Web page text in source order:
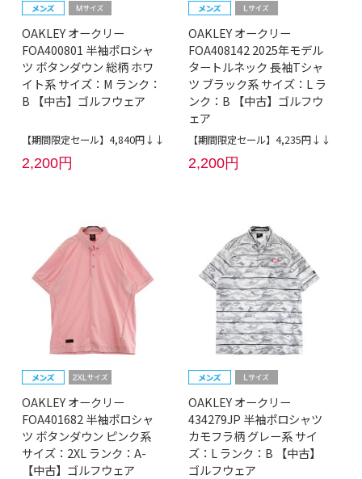
OAKLEY オークリー
FOA400801 半袖ポロシャ
ツ ボタンダウン 総柄 ホワ
イト系 サイズ：M ランク：
B 【中古】ゴルフウェア
【期間限定セール】4,840円↓↓
2,200円
OAKLEY オークリー
FOA408142 2025年モデル
タートルネック 長袖Tシャ
ツ ブラック系 サイズ：L ラ
ンク：B 【中古】ゴルフウ
ェア
【期間限定セール】4,235円↓↓
2,200円
OAKLEY オークリー
FOA401682 半袖ポロシャ
ツ ボタンダウン ピンク系
サイズ：2XL ランク：A-
【中古】ゴルフウェア
OAKLEY オークリー
434279JP 半袖ポロシャツ
カモフラ柄 グレー系 サイ
ズ：L ランク：B 【中古】
ゴルフウェア